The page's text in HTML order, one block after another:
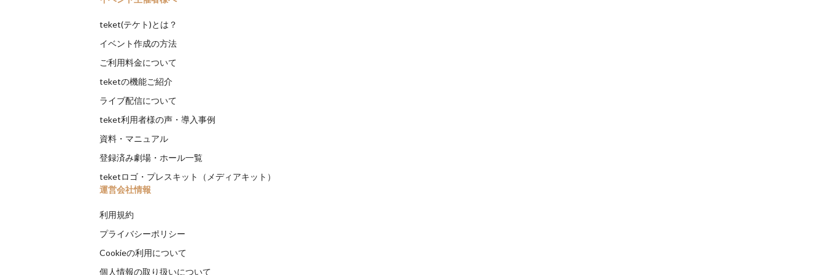
teket(テケト)とは？
イベント作成の方法
ご利用料金について
teketの機能ご紹介
ライブ配信について
teket利用者様の声・導入事例
資料・マニュアル
登録済み劇場・ホール一覧
teketロゴ・プレスキット（メディアキット）
運営会社情報
利用規約
プライバシーポリシー
Cookieの利用について
個人情報の取り扱いについて